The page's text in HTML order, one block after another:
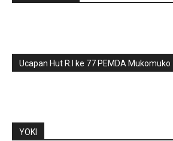
Ucapan Hut R.I ke 77 PEMDA Mukomuko
YOKI